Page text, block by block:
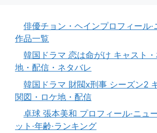
俳優チョン・ヘインプロフィール·
作品一覧
韓国ドラマ 恋は命がけ キャスト
地・配信・ネタバレ
韓国ドラマ 財閥x刑事 シーズン2
関図・ロケ地・配信
卓球 張本美和 プロフィール·ニュ
ット·年齢·ランキング